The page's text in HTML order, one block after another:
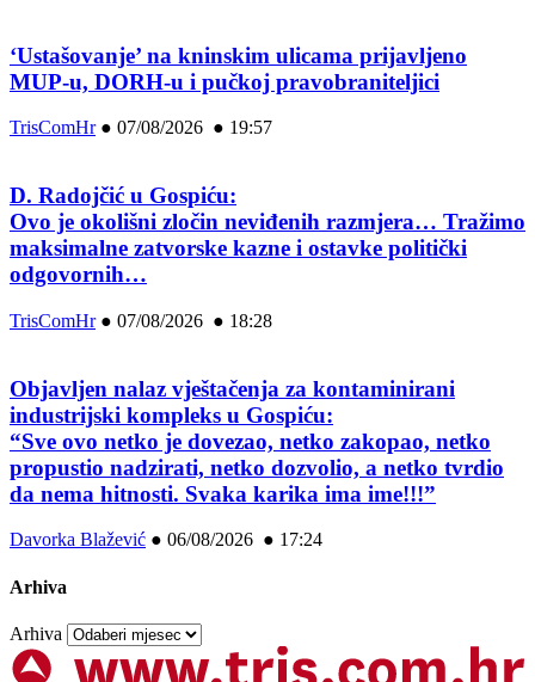
‘Ustašovanje’ na kninskim ulicama prijavljeno
MUP-u, DORH-u i pučkoj pravobraniteljici
TrisComHr● 07/08/2026 ● 19:57
D. Radojčić u Gospiću:
Ovo je okolišni zločin neviđenih razmjera… Tražimo
maksimalne zatvorske kazne i ostavke politički
odgovornih…
TrisComHr● 07/08/2026 ● 18:28
Objavljen nalaz vještačenja za kontaminirani
industrijski kompleks u Gospiću:
“Sve ovo netko je dovezao, netko zakopao, netko
propustio nadzirati, netko dozvolio, a netko tvrdio
da nema hitnosti. Svaka karika ima ime!!!”
Davorka Blažević ● 06/08/2026 ● 17:24
Arhiva
Arhiva